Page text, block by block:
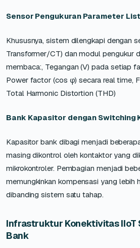
Sensor Pengukuran Parameter
Khususnya, sistem dilengkapi dengan
Transformer/CT) dan modul pengukur
membaca:, Tegangan (V) pada setiap
Power factor (cos φ) secara real time,
Total Harmonic Distortion (THD)
Bank Kapasitor dengan Switching
Kapasitor bank dibagi menjadi
masing dikontrol oleh kontaktor yang
mikrokontroler. Pembagian menjadi
memungkinkan kompensasi yang lebih
dibanding sistem satu tahap.
Infrastruktur Konektivitas IIoT
Bank